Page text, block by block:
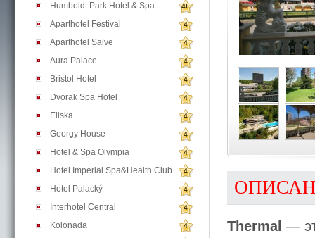
Humboldt Park Hotel & Spa 4L
Aparthotel Festival 4
Aparthotel Salve 4
Aura Palace 4
Bristol Hotel 4
Dvorak Spa Hotel 4
Eliska 4
Georgy House 4
Hotel & Spa Olympia 4
Hotel Imperial Spa&Health Club 4
Hotel Palacký 4
Interhotel Central 4
Kolonada 4 Thermal —